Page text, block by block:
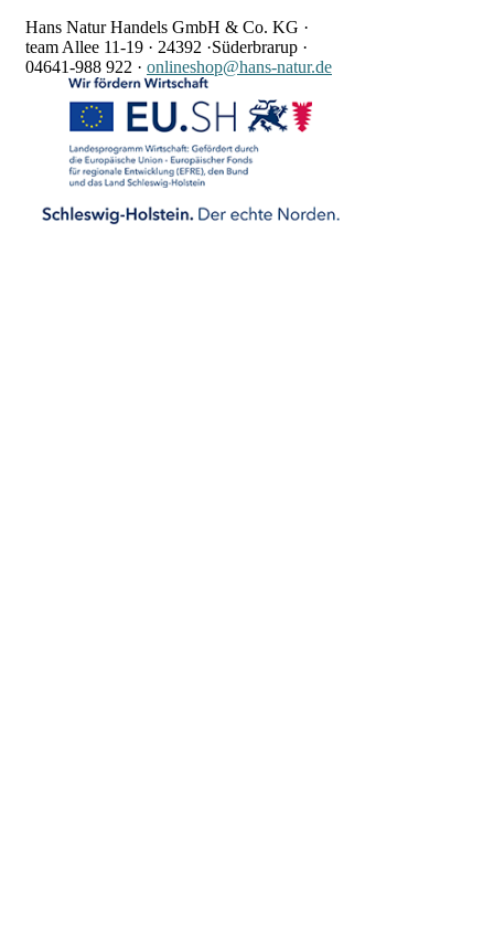
Hans Natur Handels GmbH & Co. KG ·
team Allee 11-19 · 24392 ·Süderbrarup ·
04641-988 922 · onlineshop@hans-natur.de